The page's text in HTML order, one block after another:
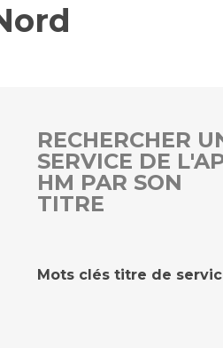
données
en santé à l’AP-HM
RECHERCHER
SERVICE DE
HM PAR SON
TITRE
Mots clés titre de